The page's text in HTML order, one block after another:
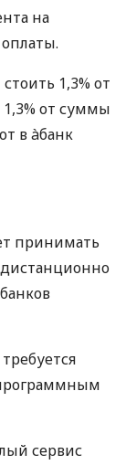
на
1,3% от
от суммы
в àбанк
принимать
сервис